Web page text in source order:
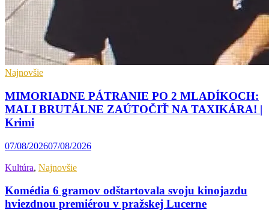
Najnovšie
MIMORIADNE PÁTRANIE PO 2 MLADÍKOCH:
MALI BRUTÁLNE ZAÚTOČIŤ NA TAXIKÁRA! |
Krimi
07/08/202607/08/2026
Kultúra, Najnovšie
Komédia 6 gramov odštartovala svoju kinojazdu
hviezdnou premiérou v pražskej Lucerne